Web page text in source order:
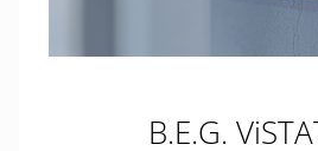
B.E.G.